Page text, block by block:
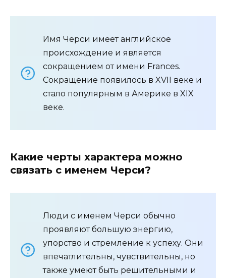
Имя Черси имеет английское
происхождение и является
сокращением от имени Frances.
Сокращение появилось в XVII веке и
стало популярным в Америке в XIX
веке.
Какие черты характера можно
связать с именем Черси?
Люди с именем Черси обычно
проявляют большую энергию,
упорство и стремление к успеху. Они
впечатлительны, чувствительны, но
также умеют быть решительными и